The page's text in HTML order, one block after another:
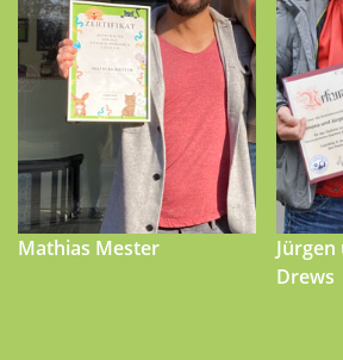
Mathias Mester
Jürgen
Drews